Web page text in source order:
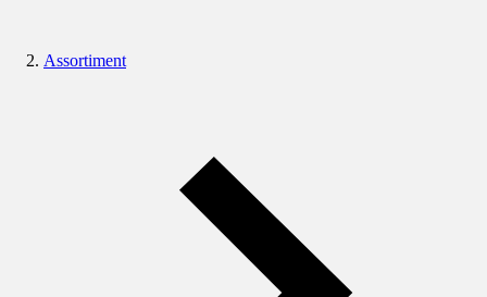
Assortiment